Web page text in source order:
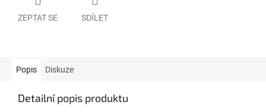
ZEPTAT SE SDÍLET
Popis Diskuze
Detailní popis produktu